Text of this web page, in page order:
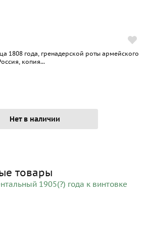
1808 года, гренадерской роты армейского
копия...
Нет в наличии
товары